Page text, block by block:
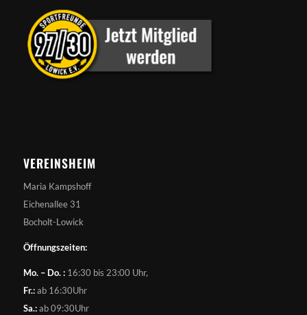
VEREINSHEIM
Maria Kampshoff
Eichenallee 31
Bocholt-Lowick
Öffnungszeiten:
Mo. – Do. :16:30 bis 23:00 Uhr,
Fr.:ab 16:30Uhr
Sa.:ab 09:30Uhr